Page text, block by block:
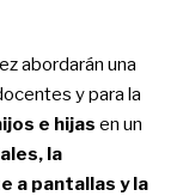
abordarán una
y para la
e hijas en un
la
a pantallas y la